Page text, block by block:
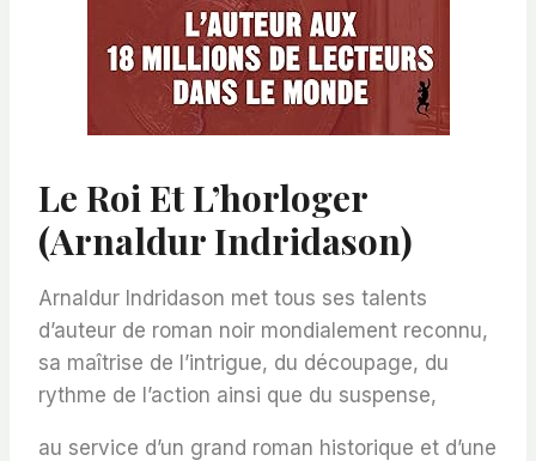
Le Roi Et L’horloger
(Arnaldur Indridason)
Arnaldur Indridason met tous ses talents
d’auteur de roman noir mondialement reconnu,
sa maîtrise de l’intrigue, du découpage, du
rythme de l’action ainsi que du suspense,
au service d’un grand roman historique et d’une